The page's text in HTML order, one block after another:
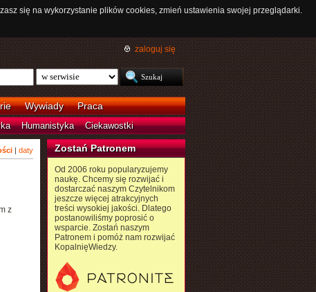
się na wykorzystanie plików cookies, zmień ustawienia swojej przeglądarki.
zaloguj się
Wywiady Praca
Humanistyka Ciekawostki
| daty
z
Zostań Patronem
Od 2006 roku popularyzujemy
naukę. Chcemy się rozwijać i
dostarczać naszym Czytelnikom
jeszcze więcej atrakcyjnych
treści wysokiej jakości. Dlatego
postanowiliśmy poprosić o
wsparcie. Zostań naszym
Patronem i pomóż nam rozwijać
KopalnięWiedzy.